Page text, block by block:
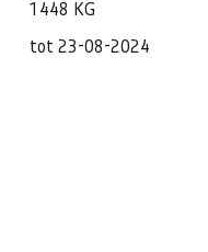
1448 KG
tot 23-08-2024